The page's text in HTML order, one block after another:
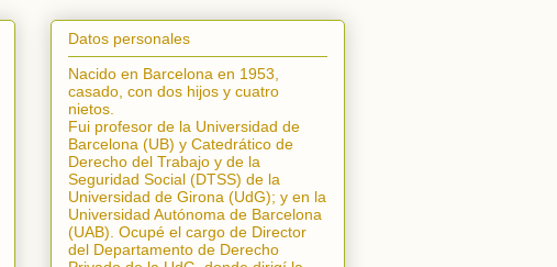
Datos personales
Nacido en Barcelona en 1953,
casado, con dos hijos y cuatro
nietos.
Fui profesor de la Universidad de
Barcelona (UB) y Catedrático de
Derecho del Trabajo y de la
Seguridad Social (DTSS) de la
Universidad de Girona (UdG); y en la
Universidad Autónoma de Barcelona
(UAB). Ocupé el cargo de Director
del Departamento de Derecho